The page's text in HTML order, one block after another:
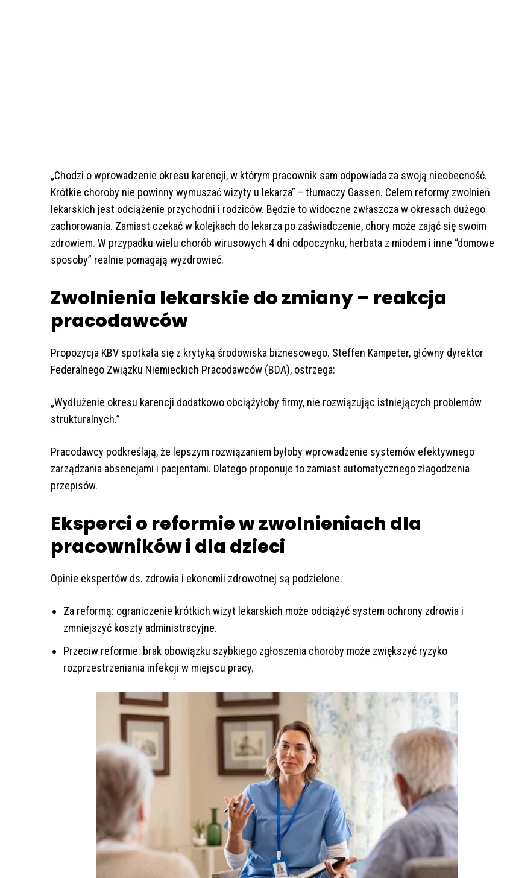
„Chodzi o wprowadzenie okresu karencji, w którym pracownik sam odpowiada za swoją nieobecność.
Krótkie choroby nie powinny wymuszać wizyty u lekarza” – tłumaczy Gassen. Celem reformy zwolnień
lekarskich jest odciążenie przychodni i rodziców. Będzie to widoczne zwłaszcza w okresach dużego
zachorowania. Zamiast czekać w kolejkach do lekarza po zaświadczenie, chory może zająć się swoim
zdrowiem. W przypadku wielu chorób wirusowych 4 dni odpoczynku, herbata z miodem i inne “domowe
sposoby” realnie pomagają wyzdrowieć.
Zwolnienia lekarskie do zmiany – reakcja
pracodawców
Propozycja KBV spotkała się z krytyką środowiska biznesowego. Steffen Kampeter, główny dyrektor
Federalnego Związku Niemieckich Pracodawców (BDA), ostrzega:
„Wydłużenie okresu karencji dodatkowo obciążyłoby firmy, nie rozwiązując istniejących problemów
strukturalnych.”
Pracodawcy podkreślają, że lepszym rozwiązaniem byłoby wprowadzenie systemów efektywnego
zarządzania absencjami i pacjentami. Dlatego proponuje to zamiast automatycznego złagodzenia
przepisów.
Eksperci o reformie w zwolnieniach dla
pracowników i dla dzieci
Opinie ekspertów ds. zdrowia i ekonomii zdrowotnej są podzielone.
Za reformą: ograniczenie krótkich wizyt lekarskich może odciążyć system ochrony zdrowia i
zmniejszyć koszty administracyjne.
Przeciw reformie: brak obowiązku szybkiego zgłoszenia choroby może zwiększyć ryzyko
rozprzestrzeniania infekcji w miejscu pracy.